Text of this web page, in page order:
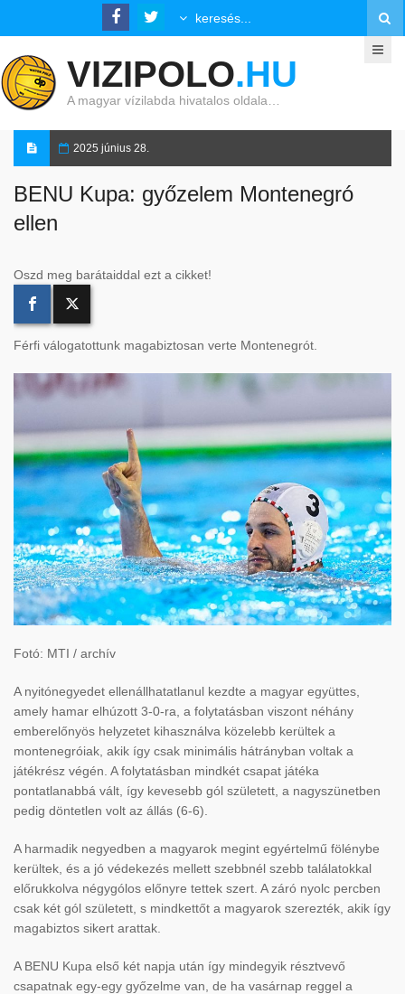
VIZIPOLO.HU
A magyar vízilabda hivatalos oldala…
2025 június 28.
BENU Kupa: győzelem Montenegró
ellen
Oszd meg barátaiddal ezt a cikket!
Férfi válogatottunk magabiztosan verte Montenegrót.
Fotó: MTI / archív
A nyitónegyedet ellenállhatatlanul kezdte a magyar együttes,
amely hamar elhúzott 3-0-ra, a folytatásban viszont néhány
emberelőnyös helyzetet kihasználva közelebb kerültek a
montenegróiak, akik így csak minimális hátrányban voltak a
játékrész végén. A folytatásban mindkét csapat játéka
pontatlanabbá vált, így kevesebb gól született, a nagyszünetben
pedig döntetlen volt az állás (6-6).
A harmadik negyedben a magyarok megint egyértelmű fölénybe
kerültek, és a jó védekezés mellett szebbnél szebb találatokkal
előrukkolva négygólos előnyre tettek szert. A záró nyolc percben
csak két gól született, s mindkettőt a magyarok szerezték, akik így
magabiztos sikert arattak.
A BENU Kupa első két napja után így mindegyik résztvevő
csapatnak egy-egy győzelme van, de ha vasárnap reggel a